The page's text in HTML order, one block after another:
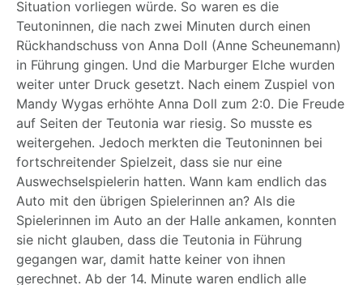
Situation vorliegen würde. So waren es die
Teutoninnen, die nach zwei Minuten durch einen
Rückhandschuss von Anna Doll (Anne Scheunemann)
in Führung gingen. Und die Marburger Elche wurden
weiter unter Druck gesetzt. Nach einem Zuspiel von
Mandy Wygas erhöhte Anna Doll zum 2:0. Die Freude
auf Seiten der Teutonia war riesig. So musste es
weitergehen. Jedoch merkten die Teutoninnen bei
fortschreitender Spielzeit, dass sie nur eine
Auswechselspielerin hatten. Wann kam endlich das
Auto mit den übrigen Spielerinnen an? Als die
Spielerinnen im Auto an der Halle ankamen, konnten
sie nicht glauben, dass die Teutonia in Führung
gegangen war, damit hatte keiner von ihnen
gerechnet. Ab der 14. Minute waren endlich alle